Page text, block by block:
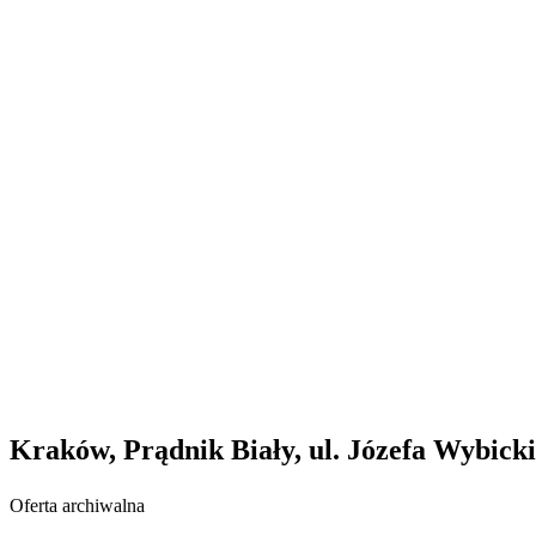
Kraków, Prądnik Biały, ul. Józefa
Oferta archiwalna